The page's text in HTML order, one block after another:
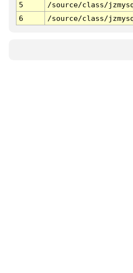
5
/source/class/
6
/source/class/